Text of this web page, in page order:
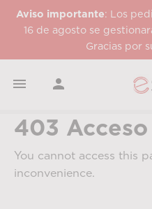
Aviso importante: Los
16 de agosto se
Gracias por
 
403
You cannot access this
inconvenience.